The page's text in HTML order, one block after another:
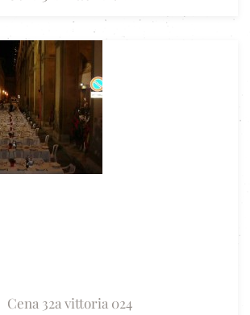
Cena 32a vittoria 024